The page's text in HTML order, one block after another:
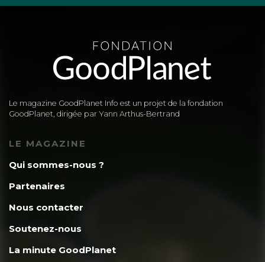
Le magazine GoodPlanet Info est un projet de la fondation
GoodPlanet, dirigée par Yann Arthus-Bertrand
LE MAGAZINE
Qui sommes-nous ?
Partenaires
Nous contacter
Soutenez-nous
La minute GoodPlanet